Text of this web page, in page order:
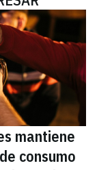
mantiene
consumo